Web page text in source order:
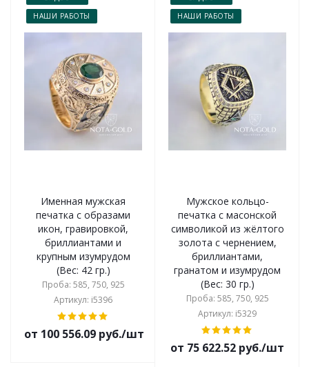
НАШИ РАБОТЫ
Именная мужская
печатка с образами
икон, гравировкой,
бриллиантами и
крупным изумрудом
(Вес: 42 гр.)
Проба: 585, 750, 925
Артикул: i5396
от 100 556.09 руб./шт
НАШИ РАБОТЫ
Мужское кольцо-
печатка с масонской
символикой из жёлтого
золота с чернением,
бриллиантами,
гранатом и изумрудом
(Вес: 30 гр.)
Проба: 585, 750, 925
Артикул: i5329
от 75 622.52 руб./шт